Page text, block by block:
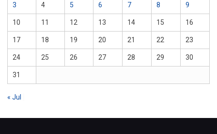
3 4 5 6 7 8 9
10 11 12 13 14 15 16
17 18 19 20 21 22 23
24 25 26 27 28 29 30
31
« Jul